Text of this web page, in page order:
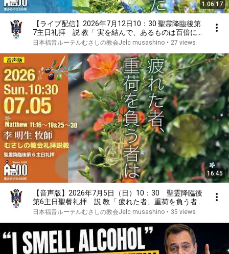
1:06:17
【ライブ配信】2026年7月12日10：30 聖霊降臨後第
7主日礼拝 説 教「 実を結んで、あるものは百倍にも
なった」李 明生 牧師
日本福音ルーテルむさしの教会Jelc musashino • 27 views
16:45
【音声版】2026年7月5日（日）10：30 聖霊降臨後
第6主日聖餐礼拝 説 教「 疲れた者、重荷を負う者は
」李 明生 牧師
日本福音ルーテルむさしの教会Jelc musashino • 35 views